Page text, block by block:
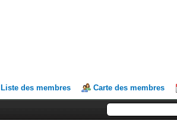
Liste des membres Carte des membres